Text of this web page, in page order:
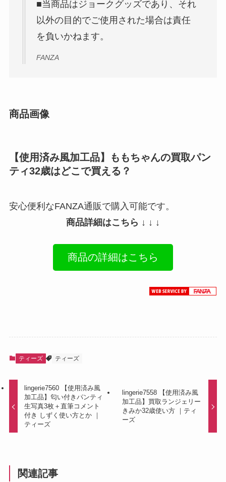
■当商品はジョークグッズであり、それ
以外の目的でご使用された場合は責任
を負いかねます。
FANZA
商品画像
【使用済み風加工品】ももちゃんの買取パン
ティ32歳はどこで買える？
安心便利なFANZA通販で購入可能です。
商品詳細はこちら ↓ ↓ ↓
商品の詳細はこちら
ティーズ ティーズ
lingerie7560 【使用済み風
加工品】匂い付きパンティ
生写真3枚＋直筆コメント
付き しずく使い方とか ｜
ティーズ
lingerie7558 【使用済み風
加工品】買取ランジェリー
きみか32歳使い方 ｜ティ
ーズ
関連記事